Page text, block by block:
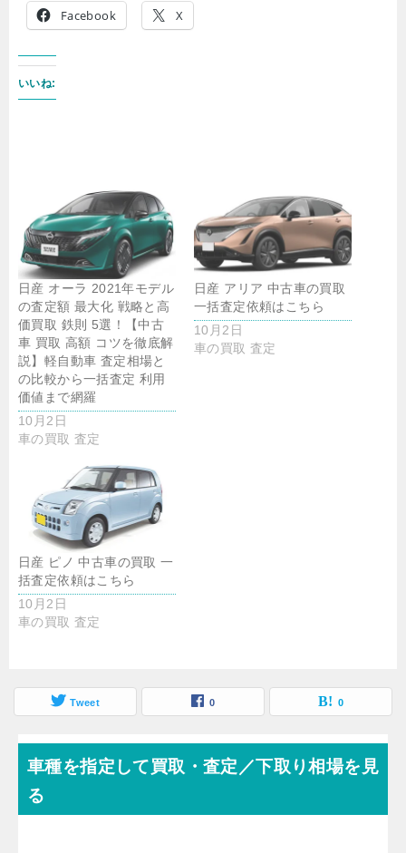
Facebook X
いいね:
日産 オーラ 2021年モデル
の査定額 最大化 戦略と高
価買取 鉄則 5選！【中古
車 買取 高額 コツを徹底解
説】軽自動車 査定相場と
の比較から一括査定 利用
価値まで網羅
10月2日
車の買取 査定
日産 アリア 中古車の買取
一括査定依頼はこちら
10月2日
車の買取 査定
日産 ピノ 中古車の買取 一
括査定依頼はこちら
10月2日
車の買取 査定
Tweet 0 0
車種を指定して買取・査定／下取り相場を見
る